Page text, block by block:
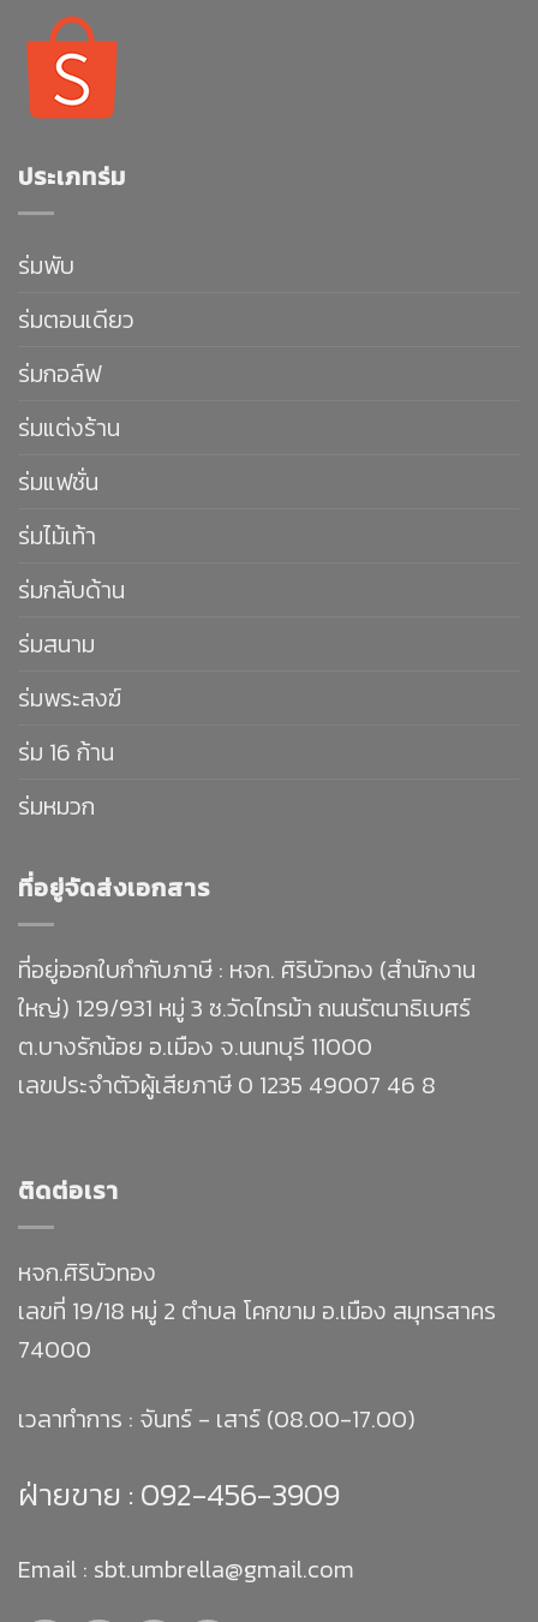
ประเภทร่ม
ร่มพับ
ร่มตอนเดียว
ร่มกอล์ฟ
ร่มแต่งร้าน
ร่มแฟชั่น
ร่มไม้เท้า
ร่มกลับด้าน
ร่มสนาม
ร่มพระสงฆ์
ร่ม 16 ก้าน
ร่มหมวก
ที่อยู่จัดส่งเอกสาร
ที่อยู่ออกใบกำกับภาษี : หจก. ศิริบัวทอง (สำนักงาน
ใหญ่) 129/931 หมู่ 3 ซ.วัดไทรม้า ถนนรัตนาธิเบศร์
ต.บางรักน้อย อ.เมือง จ.นนทบุรี 11000
เลขประจำตัวผู้เสียภาษี 0 1235 49007 46 8
ติดต่อเรา
หจก.ศิริบัวทอง
เลขที่ 19/18 หมู่ 2 ตำบล โคกขาม อ.เมือง สมุทรสาคร
74000
เวลาทำการ : จันทร์ - เสาร์ (08.00-17.00)
ฝ่ายขาย : 092-456-3909
Email : sbt.umbrella@gmail.com